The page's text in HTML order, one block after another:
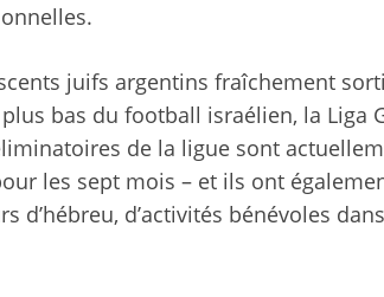
juifs argentins fraîchement
bas du football israélien, la Liga
de la ligue sont
les sept mois – et ils ont
d’hébreu, d’activités bénévoles